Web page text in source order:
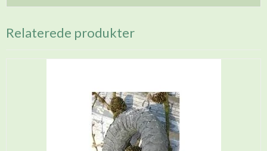
Relaterede produkter